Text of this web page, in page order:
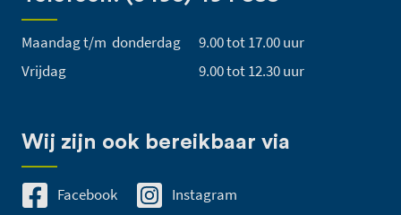
Maandag t/m donderdag
9.00 tot 17.00 uur
Vrijdag
9.00 tot 12.30 uur
Wij zijn ook bereikbaar via
Facebook Instagram